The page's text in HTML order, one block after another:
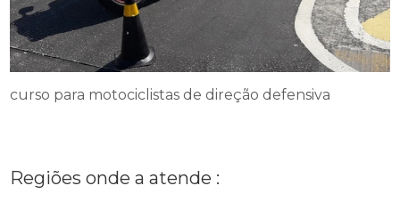
curso para motociclistas de direção defensiva
Regiões onde a atende :